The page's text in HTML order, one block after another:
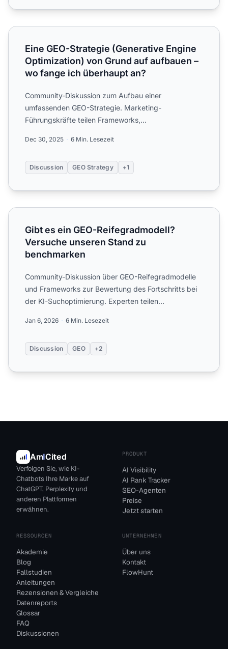
Eine GEO-Strategie (Generative Engine Optimization)
Eine GEO-Strategie (Generative Engine
Optimization) von Grund auf aufbauen –
wo fange ich überhaupt an?
Community-Diskussion zum Aufbau einer
umfassenden GEO-Strategie. Marketing-
Führungskräfte teilen Frameworks,
g...
Dec 30, 2025 6 Min. Lesezeit
Discussion GEO Strategy +1
Gibt es ein GEO-Reifegradmodell? Versuche unseren
Gibt es ein GEO-Reifegradmodell?
Versuche unseren Stand zu
benchmarken
Community-Diskussion über GEO-Reifegradmodelle
und Frameworks zur Bewertung des Fortschritts bei
der KI-Suchoptimierung. Experten teilen
Jan 6, 2026 6 Min. Lesezeit
Discussion GEO +2
AmICited
Verfolgen Sie, wie KI-
Chatbots Ihre Marke auf
ChatGPT, Perplexity und
anderen Plattformen
erwähnen.
PRODUKT
AI Visibility
AI Rank Tracker
SEO-Agenten
Preise
Jetzt starten
RESSOURCEN
Akademie
Blog
Fallstudien
Anleitungen
Rezensionen & Vergleiche
Datenreports
Glossar
FAQ
Diskussionen
UNTERNEHMEN
Über uns
Kontakt
FlowHunt